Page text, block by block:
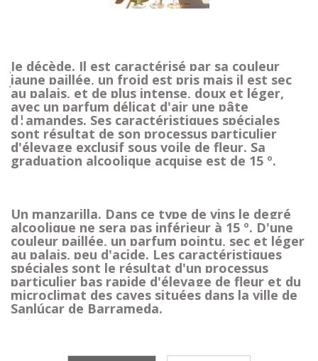
Je décède. Il est caractérisé par sa couleur
jaune paillée, un froid est pris mais il est sec
au palais, et de plus intense, doux et léger,
avec un parfum délicat d'air une pâte
d¦amandes. Ses caractéristiques spéciales
sont résultat de son processus particulier
d'élevage exclusif sous voile de fleur. Sa
graduation alcoolique acquise est de 15 º.
Un manzarilla. Dans ce type de vins le degré
alcoolique ne sera pas inférieur à 15 º. D'une
couleur paillée, un parfum pointu, sec et léger
au palais, peu d'acide. Les caractéristiques
spéciales sont le résultat d'un processus
particulier bas rapide d'élevage de fleur et du
microclimat des caves situées dans la ville de
Sanlúcar de Barrameda.